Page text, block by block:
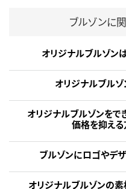
ブルゾンに
オリジナルブルゾン
オリジナルブル
オリジナルブルゾンをで
価格を抑える
ブルゾンにロゴやデ
オリジナルブルゾンの